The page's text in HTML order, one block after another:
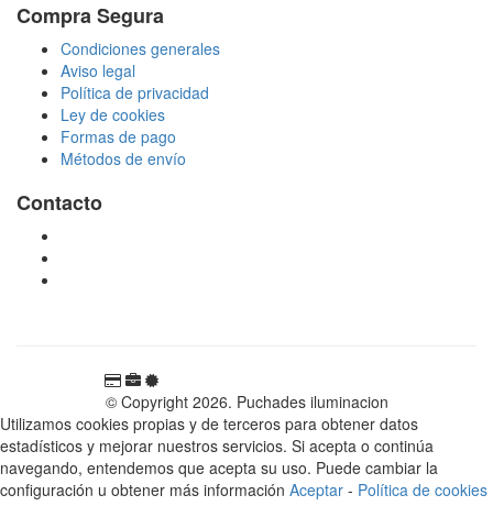
Compra Segura
Condiciones generales
Aviso legal
Política de privacidad
Ley de cookies
Formas de pago
Métodos de envío
Contacto
© Copyright 2026. Puchades iluminacion
Utilizamos cookies propias y de terceros para obtener datos
estadísticos y mejorar nuestros servicios. Si acepta o continúa
navegando, entendemos que acepta su uso. Puede cambiar la
configuración u obtener más información Aceptar - Política de cookies